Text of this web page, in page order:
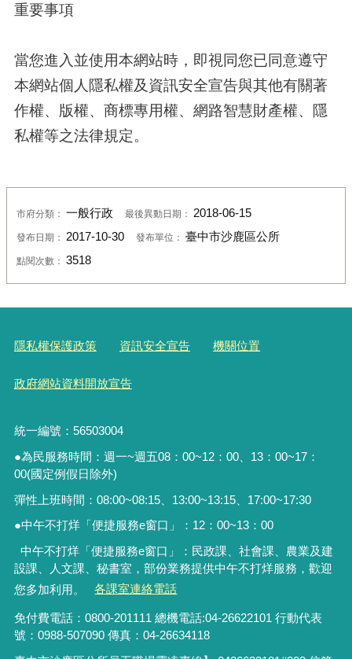
重要事項
當您進入並使用本網站時，即視同您已同意遵守
本網站個人隱私權及資訊安全宣告與其他有關著
作權、版權、商標專用權、網路智慧財產權、隱
私權等之法律規定。
市府分類： 一般行政 最後異動日期： 2018-06-15
發布日期： 2017-10-30 發布單位： 臺中市沙鹿區公所
點閱次數： 3518
隱私權保護政策 資訊安全宣告 機關位置
政府網站資料開放宣告
統一編號：56503004
●為民服務時間：週一~週五08：00~12：00、13：00~17：
00(國定例假日除外)
彈性上班時間：08:00~08:15、13:00~13:15、17:00~17:30
●中午不打烊「便捷服務e窗口」： 12： 00~13： 00
中午不打烊「便捷服務e窗口」：民政課、社會課、農業及建
設課、人文課、秘書室， 部份業務提供中午不打烊服務 ，歡迎
您多加利用。
各課室連絡電話
免付費電話：0800-201111 總機電話:04-26622101 行動代表
號：0988-507090 傳真：04-26634118